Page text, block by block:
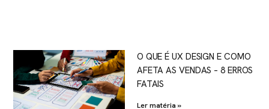
O QUE É UX DESIGN E COMO
AFETA AS VENDAS – 8 ERROS
FATAIS
Ler matéria »